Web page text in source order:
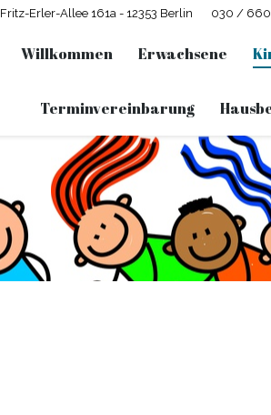
Fritz-Erler-Allee 161a - 12353 Berlin 030 /
Willkommen Erwachsene
Terminvereinbarung